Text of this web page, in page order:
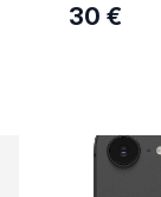
30 €